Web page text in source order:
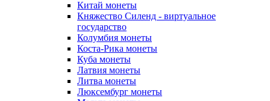
Китай монеты
Княжество Силенд - виртуальное
государство
Колумбия монеты
Коста-Рика монеты
Куба монеты
Латвия монеты
Литва монеты
Люксембург монеты